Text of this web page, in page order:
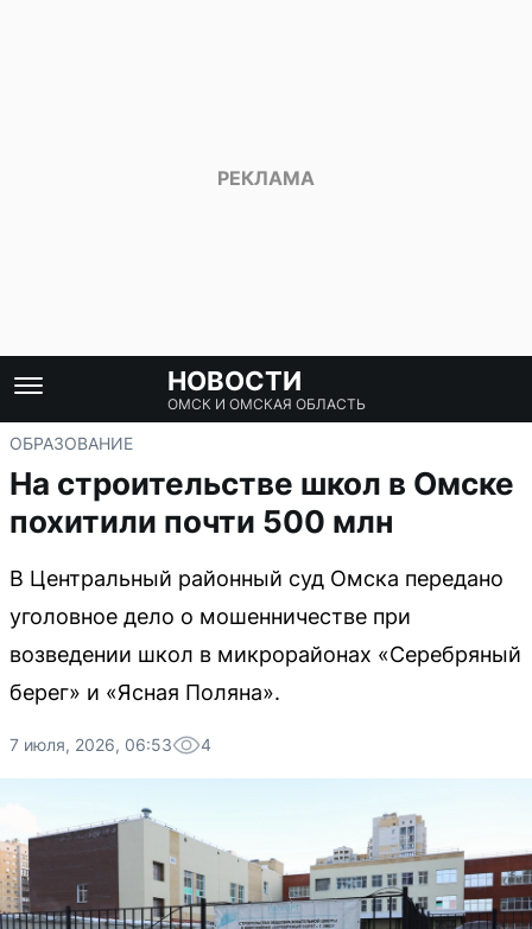
НОВОСТИ
ОМСК И ОМСКАЯ ОБЛАСТЬ
ОБРАЗОВАНИЕ
На строительстве школ в Омске
похитили почти 500 млн
В Центральный районный суд Омска передано
уголовное дело о мошенничестве при
возведении школ в микрорайонах «Серебряный
берег» и «Ясная Поляна».
7 июля, 2026, 06:53 4